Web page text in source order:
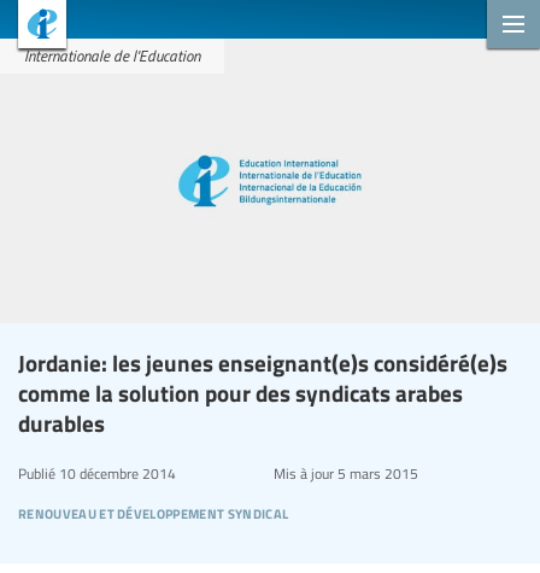
Internationale de l'Education
Jordanie: les jeunes enseignant(e)s considéré(e)s
comme la solution pour des syndicats arabes
durables
renouveau et développement syndical
Publié 10 décembre 2014 Mis à jour5 mars 2015